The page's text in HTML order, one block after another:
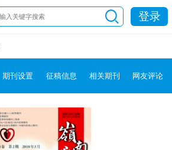
登录
期刊设置 征稿信息 相关期刊 网友评论